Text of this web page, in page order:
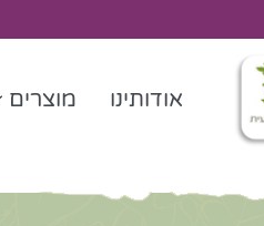
אודותינו מוצרים